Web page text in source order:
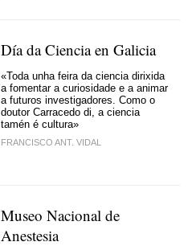
Día da Ciencia en Galicia
«Toda unha feira da ciencia dirixida
a fomentar a curiosidade e a animar
a futuros investigadores. Como o
doutor Carracedo di, a ciencia
tamén é cultura»
FRANCISCO ANT. VIDAL
Museo Nacional de
Anestesia